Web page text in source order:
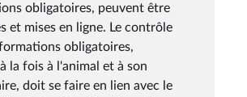
obligatoires, peuvent être
et mises en ligne. Le contrôle
obligatoires,
la fois à l'animal et à son
doit se faire en lien avec le